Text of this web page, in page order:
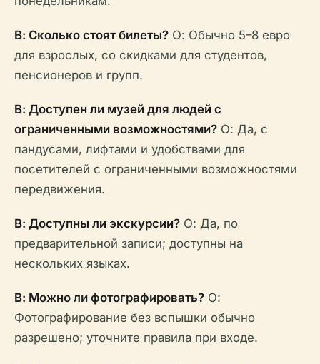
В: Сколько стоят билеты? О: Обычно 5–8 евро
для взрослых, со скидками для студентов,
пенсионеров и групп.
В: Доступен ли музей для людей с
ограниченными возможностями? О: Да, с
пандусами, лифтами и удобствами для
посетителей с ограниченными возможностями
передвижения.
В: Доступны ли экскурсии? О: Да, по
предварительной записи; доступны на
нескольких языках.
В: Можно ли фотографировать? О:
Фотографирование без вспышки обычно
разрешено; уточните правила при входе.